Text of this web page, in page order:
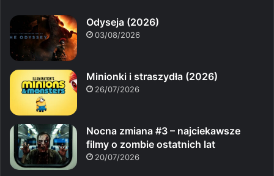
Odyseja (2026)
03/08/2026
Minionki i straszydła (2026)
26/07/2026
Nocna zmiana #3 – najciekawsze
filmy o zombie ostatnich lat
20/07/2026